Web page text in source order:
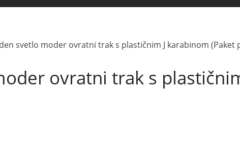
svetlo moder ovratni trak s plastičnim J karabinom (Paket
ovratni trak s